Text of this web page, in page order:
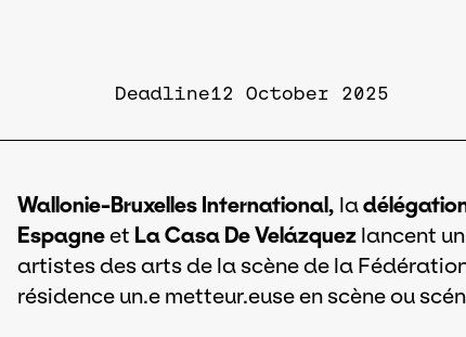
Deadline12 October 2025
Wallonie-Bruxelles International, la
Espagneet La Casa De Velázquezlancent
artistes des arts de la scène de la
résidence un.e metteur.euse en scène ou